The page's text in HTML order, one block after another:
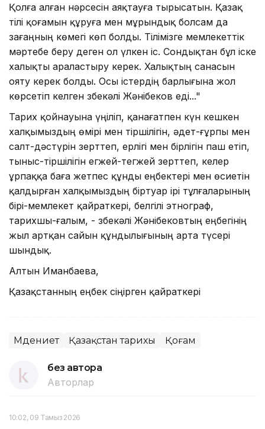
Қолға алған нәрсесін аяқтауға тырысатын. Қазақ
тілі қоғамын құруға мен мұрындық болсам да
Өзағаңның көмегі көп болды. Тілімізге мемлекеттік
мәртебе беру деген ол үлкен іс. Сондықтан бұл іске
халықты араластыру керек. Халықтың санасын
ояту керек болды. Осы істердің барлығына жол
көрсетіп келген Өзбекәлі Жәнібеков еді..."
Тарих қойнауына үңіліп, қанағатпен күн кешкен
халқымыздың өмірі мен тіршілігін, әдет-ғұрпы мен
салт-дәстүрін зерттеп, ерлігі мен бірлігін паш етіп,
тыныс-тіршілігін егжей-тегжей зерттеп, келер
ұрпаққа баға жетпес құнды еңбектері мен өсиетін
қалдырған халқымыздың біртуар ірі тұлғаларының
бірі-мемлекет қайраткері, белгілі этнограф,
тарихшы-ғалым, - Өзбекәлі Жәнібековтың еңбегінің
жыл артқан сайын құндылығының арта түсері
шындық.
Алтын Иманбаева,
Қазақстанның еңбек сіңірген қайраткері
Мәдениет Қазақстан тарихы Қоғам
без автора
Авторлар
10:02, 09 Тамыз 2026